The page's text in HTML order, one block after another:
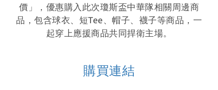
價」，優惠購入此次瓊斯盃中華隊相關周邊商
品，包含球衣、短Tee、帽子、襪子等商品，一
起穿上應援商品共同捍衛主場。
購買連結